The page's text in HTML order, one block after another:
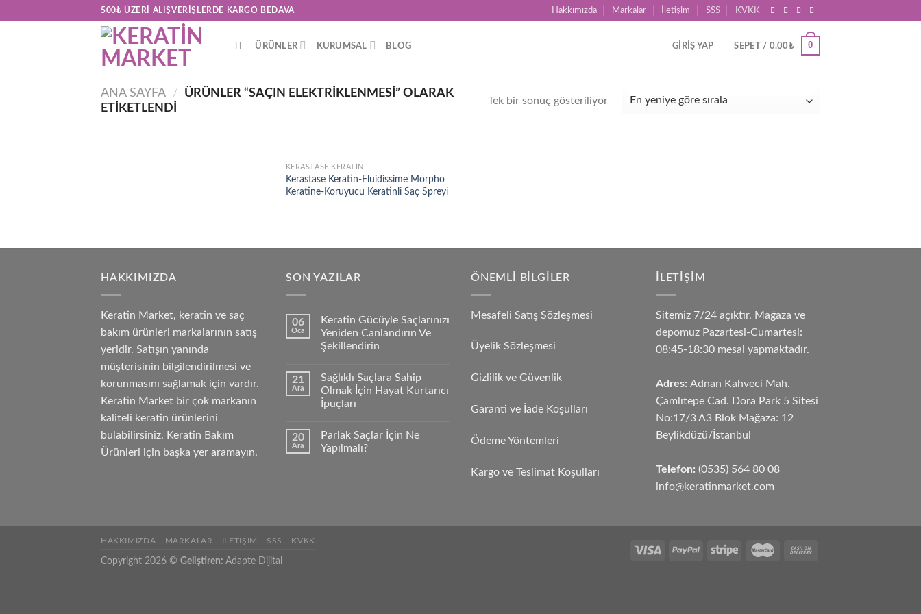
500₺ ÜZERI ALIŞVERIŞLERDE KARGO BEDAVA Hakkımızda Markalar İletişim SSS KVKK
ÜRÜNLER KURUMSAL BLOG GIRIŞ YAP SEPET / 0.00₺ 0
ANA SAYFA / ÜRÜNLER “SAÇIN ELEKTRIKLENMESI” OLARAK
ETIKETLENDI
Tek bir sonuç gösteriliyor
Add to
wishlist
KERASTASE KERATIN
Kerastase Keratin-Fluidissime Morpho
Keratine-Koruyucu Keratinli Saç Spreyi
HAKKIMIZDA
Keratin Market, keratin ve saç
bakım ürünleri markalarının satış
yeridir. Satışın yanında
müşterisinin bilgilendirilmesi ve
korunmasını sağlamak için vardır.
Keratin Market bir çok markanın
kaliteli keratin ürünlerini
bulabilirsiniz. Keratin Bakım
Ürünleri için başka yer aramayın.
SON YAZILAR
06
Oca
Keratin Gücüyle Saçlarınızı
Yeniden Canlandırın Ve
Şekillendirin
21
Ara
Sağlıklı Saçlara Sahip
Olmak İçin Hayat Kurtarıcı
İpuçları
20
Ara
Parlak Saçlar İçin Ne
Yapılmalı?
ÖNEMLI BILGILER
Mesafeli Satış Sözleşmesi
Üyelik Sözleşmesi
Gizlilik ve Güvenlik
Garanti ve İade Koşulları
Ödeme Yöntemleri
Kargo ve Teslimat Koşulları
İLETIŞIM
Sitemiz 7/24 açıktır. Mağaza ve
depomuz Pazartesi-Cumartesi:
08:45-18:30 mesai yapmaktadır.
Adres: Adnan Kahveci Mah.
Çamlıtepe Cad. Dora Park 5 Sitesi
No:17/3 A3 Blok Mağaza: 12
Beylikdüzü/İstanbul
Telefon: (0535) 564 80 08
info@keratinmarket.com
HAKKIMIZDA MARKALAR İLETIŞIM SSS KVKK
Copyright 2026 © Geliştiren: Adapte Dijital